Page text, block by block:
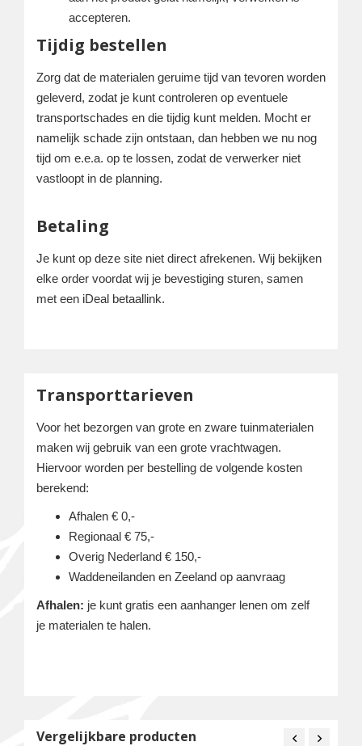
accepteren.
Tijdig bestellen
Zorg dat de materialen geruime tijd van tevoren worden
geleverd, zodat je kunt controleren op eventuele
transportschades en die tijdig kunt melden. Mocht er
namelijk schade zijn ontstaan, dan hebben we nu nog
tijd om e.e.a. op te lossen, zodat de verwerker niet
vastloopt in de planning.
Betaling
Je kunt op deze site niet direct afrekenen. Wij bekijken
elke order voordat wij je bevestiging sturen, samen
met een iDeal betaallink.
Transporttarieven
Voor het bezorgen van grote en zware tuinmaterialen
maken wij gebruik van een grote vrachtwagen.
Hiervoor worden per bestelling de volgende kosten
berekend:
Afhalen € 0,-
Regionaal € 75,-
Overig Nederland € 150,-
Waddeneilanden en Zeeland op aanvraag
Afhalen: je kunt gratis een aanhanger lenen om zelf
je materialen te halen.
Vergelijkbare producten